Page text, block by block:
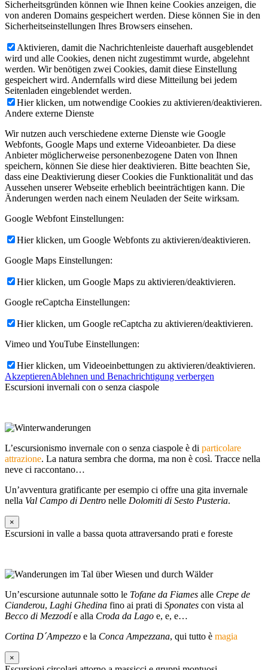
Sicherheitsgründen können wie Ihnen keine Cookies anzeigen, die
von anderen Domains gespeichert werden. Diese können Sie in den
Sicherheitseinstellungen Ihres Browsers einsehen.
Aktivieren, damit die Nachrichtenleiste dauerhaft ausgeblendet
wird und alle Cookies, denen nicht zugestimmt wurde, abgelehnt
werden. Wir benötigen zwei Cookies, damit diese Einstellung
gespeichert wird. Andernfalls wird diese Mitteilung bei jedem
Seitenladen eingeblendet werden.
Hier klicken, um notwendige Cookies zu aktivieren/deaktivieren.
Andere externe Dienste
Wir nutzen auch verschiedene externe Dienste wie Google
Webfonts, Google Maps und externe Videoanbieter. Da diese
Anbieter möglicherweise personenbezogene Daten von Ihnen
speichern, können Sie diese hier deaktivieren. Bitte beachten Sie,
dass eine Deaktivierung dieser Cookies die Funktionalität und das
Aussehen unserer Webseite erheblich beeinträchtigen kann. Die
Änderungen werden nach einem Neuladen der Seite wirksam.
Google Webfont Einstellungen:
Hier klicken, um Google Webfonts zu aktivieren/deaktivieren.
Google Maps Einstellungen:
Hier klicken, um Google Maps zu aktivieren/deaktivieren.
Google reCaptcha Einstellungen:
Hier klicken, um Google reCaptcha zu aktivieren/deaktivieren.
Vimeo und YouTube Einstellungen:
Hier klicken, um Videoeinbettungen zu aktivieren/deaktivieren.
AkzeptierenAblehnen und Benachrichtigung verbergen
Escursioni invernali con o senza ciaspole
L’escursionismo invernale con o senza ciaspole è di particolare
attrazione. La natura sembra che dorma, ma non è così. Tracce nella
neve ci raccontano…
Un’avventura gratificante per esempio ci offre una gita invernale
nella Val Campo di Dentro nelle Dolomiti di Sesto Pusteria.
×
Escursioni in valle a bassa quota attraversando prati e foreste
Un’escursione autunnale sotto le Tofane da Fiames alle Crepe de
Cianderou, Laghi Ghedina fino ai prati di Sponates con vista al
Becco di Mezzodíe alla Croda da Lago e, e, e…
Cortina D´Ampezzo e la Conca Ampezzana, qui tutto è magia
×